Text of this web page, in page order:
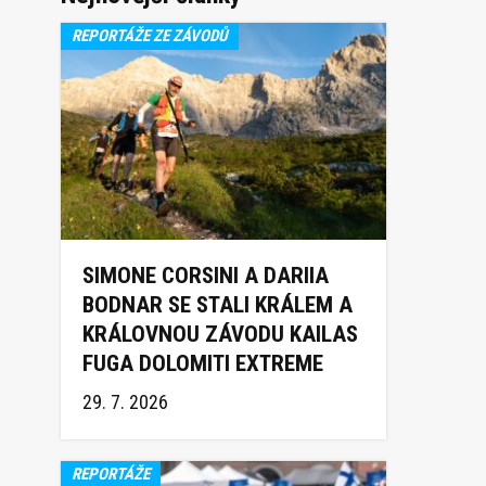
REPORTÁŽE ZE ZÁVODŮ
SIMONE CORSINI A DARIIA
BODNAR SE STALI KRÁLEM A
KRÁLOVNOU ZÁVODU KAILAS
FUGA DOLOMITI EXTREME
TRAIL 2026
29. 7. 2026
REPORTÁŽE